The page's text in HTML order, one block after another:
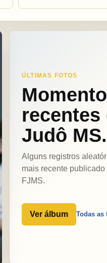
ÚLTIMAS FOTOS
recentes
Judô MS.
Alguns registros
mais recente
FJMS.
Ver álbum Todas as